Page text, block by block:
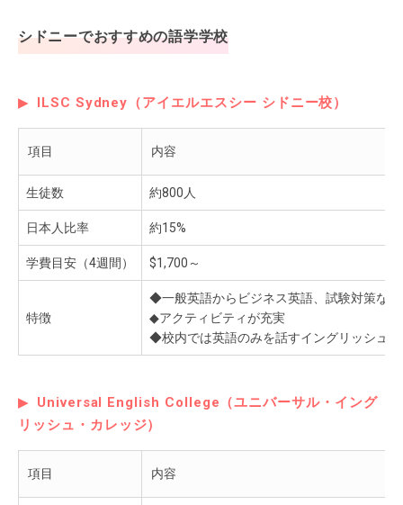
シドニーでおすすめの語学学校
ILSC Sydney（アイエルエスシー シドニー校）
項目 内容
生徒数 約800人
日本人比率 約15%
学費目安（4週間） $1,700～
特徴
◆一般英語からビジネス英語、試験対策な
◆アクティビティが充実
◆校内では英語のみを話すイングリッシュ
Universal English College（ユニバーサル・イング
リッシュ・カレッジ）
項目 内容